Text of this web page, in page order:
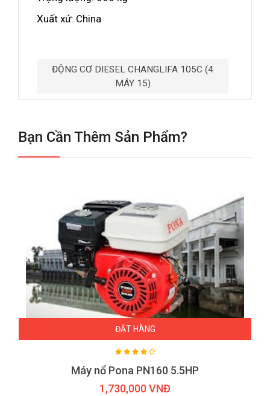
Xuất xứ: China
ĐỘNG CƠ DIESEL CHANGLIFA 105C (4
MÁY 15)
Bạn Cần Thêm Sản Phẩm?
ĐẶT HÀNG
Máy nổ Pona PN160 5.5HP
1,730,000 VNĐ